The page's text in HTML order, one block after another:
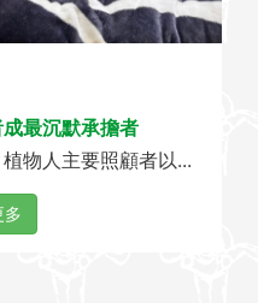
最沉默承擔者
物人主要照顧者以...
多